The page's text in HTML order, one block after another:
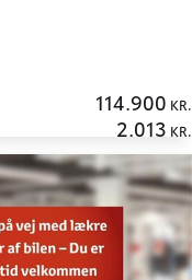
114.900 KR.
2.013 KR.